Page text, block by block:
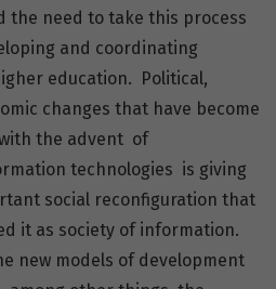
the need to take this process
and coordinating
education. Political,
changes that have become
the advent of
technologies is giving
social reconfiguration that
it as society of information.
new models of development